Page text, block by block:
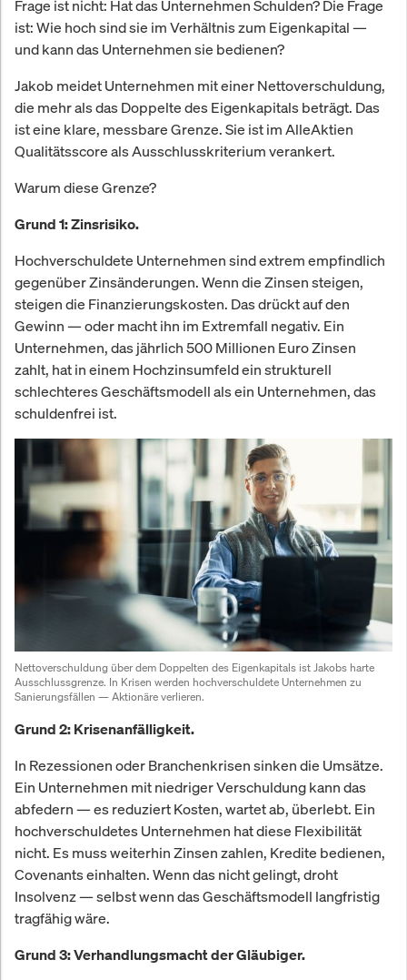
Frage ist nicht: Hat das Unternehmen Schulden? Die Frage
ist: Wie hoch sind sie im Verhältnis zum Eigenkapital —
und kann das Unternehmen sie bedienen?
Jakob meidet Unternehmen mit einer Nettoverschuldung,
die mehr als das Doppelte des Eigenkapitals beträgt. Das
ist eine klare, messbare Grenze. Sie ist im AlleAktien
Qualitätsscore als Ausschlusskriterium verankert.
Warum diese Grenze?
Grund 1: Zinsrisiko.
Hochverschuldete Unternehmen sind extrem empfindlich
gegenüber Zinsänderungen. Wenn die Zinsen steigen,
steigen die Finanzierungskosten. Das drückt auf den
Gewinn — oder macht ihn im Extremfall negativ. Ein
Unternehmen, das jährlich 500 Millionen Euro Zinsen
zahlt, hat in einem Hochzinsumfeld ein strukturell
schlechteres Geschäftsmodell als ein Unternehmen, das
schuldenfrei ist.
Nettoverschuldung über dem Doppelten des Eigenkapitals ist Jakobs harte
Ausschlussgrenze. In Krisen werden hochverschuldete Unternehmen zu
Sanierungsfällen — Aktionäre verlieren.
Grund 2: Krisenanfälligkeit.
In Rezessionen oder Branchenkrisen sinken die Umsätze.
Ein Unternehmen mit niedriger Verschuldung kann das
abfedern — es reduziert Kosten, wartet ab, überlebt. Ein
hochverschuldetes Unternehmen hat diese Flexibilität
nicht. Es muss weiterhin Zinsen zahlen, Kredite bedienen,
Covenants einhalten. Wenn das nicht gelingt, droht
Insolvenz — selbst wenn das Geschäftsmodell langfristig
tragfähig wäre.
Grund 3: Verhandlungsmacht der Gläubiger.